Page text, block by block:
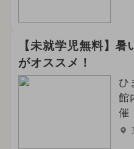
【未就学児無料】
がオススメ！
ひ
館
催